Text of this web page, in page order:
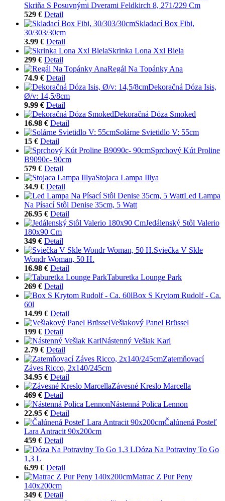
Skriňa S Posuvnými Dverami Feldkirch 8, 271/229 Cm
529 € Detail
Skladací Box Fibi,
30/303/30cm
3.99 € Detail
Skrinka Lona Xxl Biela
299 € Detail
Regál Na Topánky Ana
74.9 € Detail
Dekoračná Dóza Isis,
Ø/v: 14,5/8cm
9.99 € Detail
Dekoračná Dóza Smoked
16.98 € Detail
Solárne Svietidlo V: 55cm
15 € Detail
Sprchový Kút Proline
B9090c- 90cm
579 € Detail
Stojaca Lampa Illya
34.9 € Detail
Led Lampa
Na Písací Stôl Denise 35cm, 5 Watt
26.95 € Detail
Jedálenský Stôl Valerio
180x90 Cm
349 € Detail
Sviečka V Skle
Wondr Woman, 50 H.
16.98 € Detail
Taburetka Lounge Park
269 € Detail
Box S Krytom Rudolf - Ca.
60l
14.99 € Detail
Vešiakový Panel Brüssel
199 € Detail
Nástenný Vešiak Karl
2.79 € Detail
Zatemňovací
Záves Ricco, 2x140/245cm
34.95 € Detail
Závesné Kreslo Marcella
469 € Detail
Nástenná Polica Lennon
22.95 € Detail
Čalúnená Posteľ
Lara Antracit 90x200cm
459 € Detail
Dóza Na Potraviny To Go
1,3 L
6.99 € Detail
Matrac Z Pur Peny
140x200cm
349 € Detail